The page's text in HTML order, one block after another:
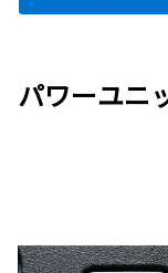
パワーユニ